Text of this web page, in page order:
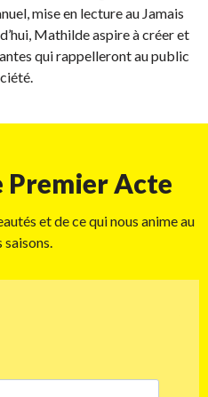
mise en lecture au Jamais
Mathilde aspire à créer et
qui rappelleront au public
Acte
et de ce qui nous anime au
saisons.